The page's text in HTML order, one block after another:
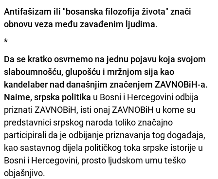
Antifašizam ili "bosanska filozofija života" znači
obnovu veza među zavađenim ljudima.
*
Da se kratko osvrnemo na jednu pojavu koja svojom
slaboumnošću, glupošću i mržnjom sija kao
kandelaber nad današnjim značenjem ZAVNOBiH-a.
Naime, srpska politika u Bosni i Hercegovini odbija
priznati ZAVNOBiH, isti onaj ZAVNOBiH u kome su
predstavnici srpskog naroda toliko značajno
participirali da je odbijanje priznavanja tog događaja,
kao sastavnog dijela političkog toka srpske istorije u
Bosni i Hercegovini, prosto ljudskom umu teško
objašnjivo.